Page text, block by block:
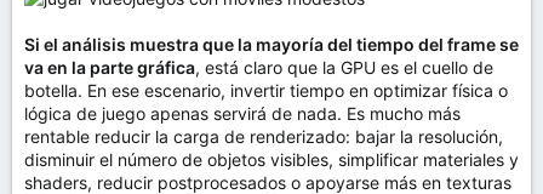
Si el análisis muestra que la mayoría del tiempo del frame se
va en la parte gráfica, está claro que la GPU es el cuello de
botella. En ese escenario, invertir tiempo en optimizar física o
lógica de juego apenas servirá de nada. Es mucho más
rentable reducir la carga de renderizado: bajar la resolución,
disminuir el número de objetos visibles, simplificar materiales y
shaders, reducir postprocesados o apoyarse más en texturas